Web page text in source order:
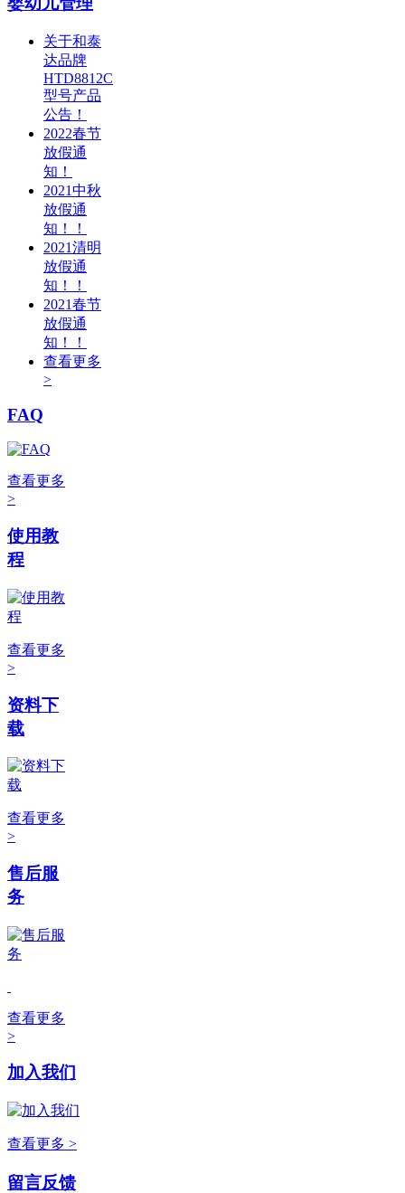
关于和泰
达品牌
HTD8812C
型号产品
公告！
2022春节
放假通
知！
2021中秋
放假通
知！！
2021清明
放假通
知！！
2021春节
放假通
知！！
查看更多
>
FAQ
查看更多
>
使用教
程
查看更多
>
资料下
载
查看更多
>
售后服
务
查看更多
>
加入我们
查看更多 >
留言反馈